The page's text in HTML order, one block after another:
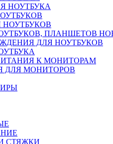
НОУТБУКА
НОУТБУКОВ
ПЛАНШЕТОВ
ДЛЯ НОУТБУКОВ
К МОНИТОРАМ
ДЛЯ МОНИТОРОВ
СТЯЖКИ